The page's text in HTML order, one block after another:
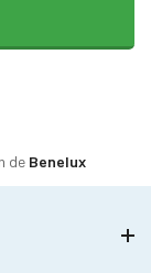
de Benelux